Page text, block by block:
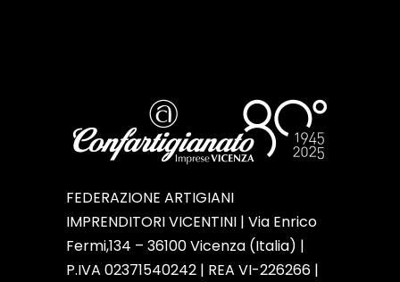
FEDERAZIONE ARTIGIANI
IMPRENDITORI VICENTINI | Via Enrico
Fermi,134 – 36100 Vicenza (Italia) |
P.IVA 02371540242 | REA VI-226266 |